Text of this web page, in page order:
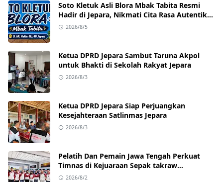
Soto Kletuk Asli Blora Mbak Tabita Resmi
Hadir di Jepara, Nikmati Cita Rasa Autentik
Mulai Rp10 Ribu
2026/8/5
Ketua DPRD Jepara Sambut Taruna Akpol
untuk Bhakti di Sekolah Rakyat Jepara
2026/8/3
Ketua DPRD Jepara Siap Perjuangkan
Kesejahteraan Satlinmas Jepara
2026/8/3
Pelatih Dan Pemain Jawa Tengah Perkuat
Timnas di Kejuaraan Sepak takraw
Internasional
2026/8/2